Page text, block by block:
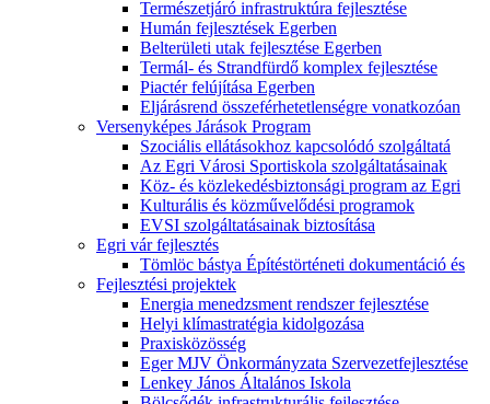
Természetjáró infrastruktúra fejlesztése
Humán fejlesztések Egerben
Belterületi utak fejlesztése Egerben
Termál- és Strandfürdő komplex fejlesztése
Piactér felújítása Egerben
Eljárásrend összeférhetetlenségre vonatkozóan
Versenyképes Járások Program
Szociális ellátásokhoz kapcsolódó szolgáltatá
Az Egri Városi Sportiskola szolgáltatásainak
Köz- és közlekedésbiztonsági program az Egri
Kulturális és közművelődési programok
EVSI szolgáltatásainak biztosítása
Egri vár fejlesztés
Tömlöc bástya Építéstörténeti dokumentáció és
Fejlesztési projektek
Energia menedzsment rendszer fejlesztése
Helyi klímastratégia kidolgozása
Praxisközösség
Eger MJV Önkormányzata Szervezetfejlesztése
Lenkey János Általános Iskola